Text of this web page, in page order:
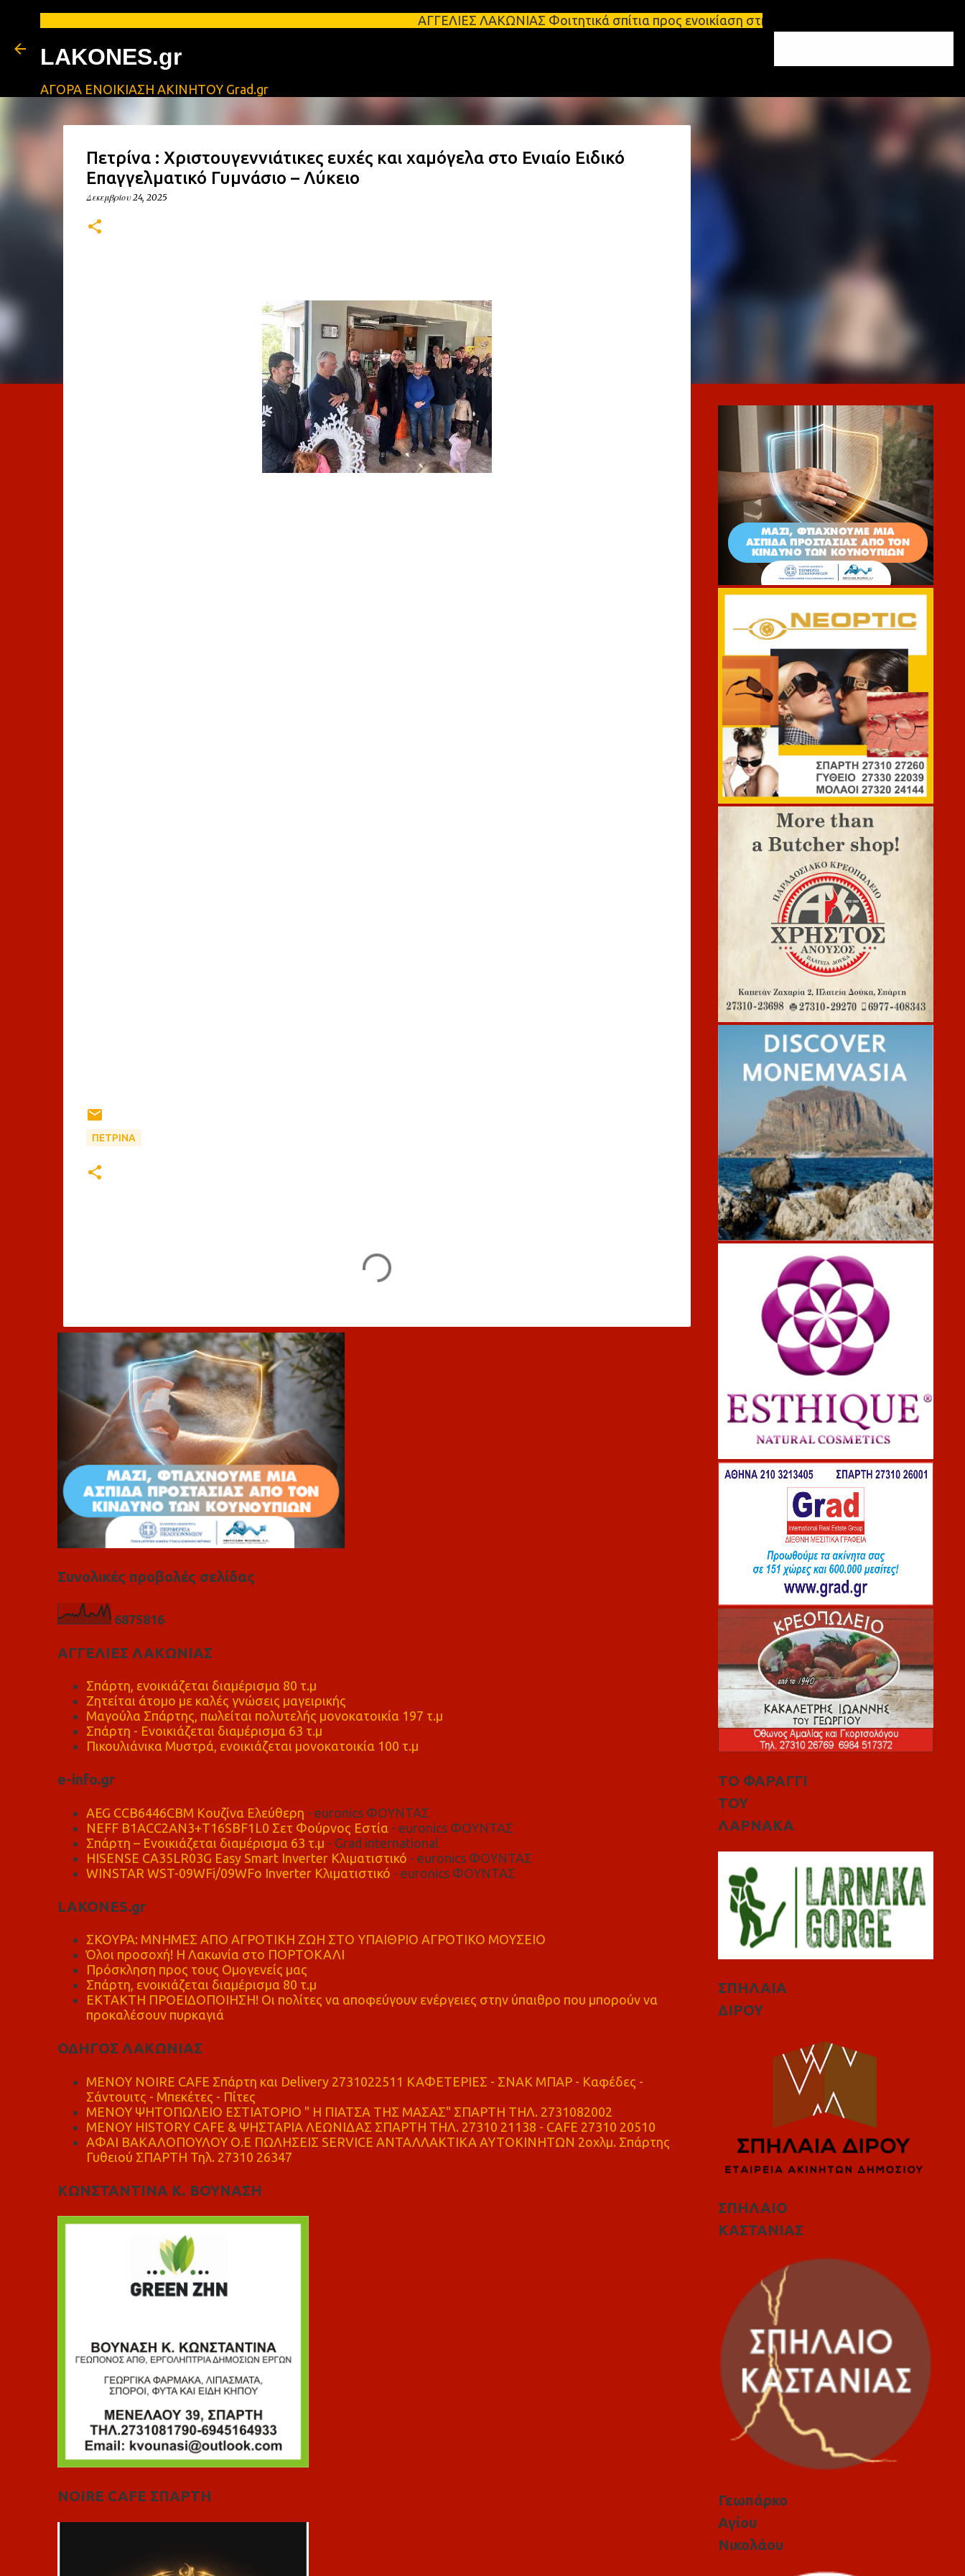
Μετάβαση στο κύριο περιεχόμενο
ΑΓΓΕΛΙΕΣ ΛΑΚΩΝΙΑΣ Φοιτητικά σπίτια προς ενοικίαση στη Σπάρτη Ενοικιάσεις διαμερισμάτων
LAKONES.gr
ΑΓΟΡΑ ΕΝΟΙΚΙΑΣΗ ΑΚΙΝΗΤΟΥ Grad.gr
Πετρίνα : Χριστουγεννιάτικες ευχές και χαμόγελα στο Ενιαίο Ειδικό
Επαγγελματικό Γυμνάσιο – Λύκειο
Δεκεμβρίου 24, 2025
ΠΕΤΡΙΝΑ
λ
Συνολικές προβολές σελίδας
6875816
ΑΓΓΕΛΙΕΣ ΛΑΚΩΝΙΑΣ
Σπάρτη, ενοικιάζεται διαμέρισμα 80 τ.μ
Ζητείται άτομο με καλές γνώσεις μαγειρικής
Μαγούλα Σπάρτης, πωλείται πολυτελής μονοκατοικία 197 τ.μ
Σπάρτη - Ενοικιάζεται διαμέρισμα 63 τ.μ
Πικουλιάνικα Μυστρά, ενοικιάζεται μονοκατοικία 100 τ.μ
e-info.gr
AEG CCB6446CBM Κουζίνα Ελεύθερη - euronics ΦΟΥΝΤΑΣ
NEFF B1ACC2AN3+T16SBF1L0 Σετ Φούρνος Εστία - euronics ΦΟΥΝΤΑΣ
Σπάρτη – Ενοικιάζεται διαμέρισμα 63 τ.μ - Grad international
HISENSE CA35LR03G Easy Smart Inverter Κλιματιστικό - euronics ΦΟΥΝΤΑΣ
WINSTAR WST-09WFi/09WFo Inverter Κλιματιστικό - euronics ΦΟΥΝΤΑΣ
LAKONES.gr
ΣΚΟΥΡΑ: ΜΝΗΜΕΣ ΑΠΟ ΑΓΡΟΤΙΚΗ ΖΩΗ ΣΤΟ ΥΠΑΙΘΡΙΟ ΑΓΡΟΤΙΚΟ ΜΟΥΣΕΙΟ
Όλοι προσοχή! Η Λακωνία στο ΠΟΡΤΟΚΑΛΙ
Πρόσκληση προς τους Ομογενείς μας
Σπάρτη, ενοικιάζεται διαμέρισμα 80 τ.μ
ΕΚΤΑΚΤΗ ΠΡΟΕΙΔΟΠΟΙΗΣΗ! Οι πολίτες να αποφεύγουν ενέργειες στην ύπαιθρο που μπορούν να
προκαλέσουν πυρκαγιά
ΟΔΗΓΟΣ ΛΑΚΩΝΙΑΣ
MENOY NOIRE CAFE Σπάρτη και Delivery 2731022511 ΚΑΦΕΤΕΡΙΕΣ - ΣΝΑΚ ΜΠΑΡ - Καφέδες -
Σάντουιτς - Μπεκέτες - Πίτες
ΜΕΝΟΥ ΨΗΤΟΠΩΛΕΙΟ ΕΣΤΙΑΤΟΡΙΟ " Η ΠΙΑΤΣΑ ΤΗΣ ΜΑΣΑΣ" ΣΠΑΡΤΗ ΤΗΛ. 2731082002
ΜΕΝΟΥ HISTORY CAFE & ΨΗΣΤΑΡΙΑ ΛΕΩΝΙΔΑΣ ΣΠΑΡΤΗ ΤΗΛ. 27310 21138 - CAFE 27310 20510
ΑΦΑΙ ΒΑΚΑΛΟΠΟΥΛΟΥ Ο.Ε ΠΩΛΗΣΕΙΣ SERVICE ΑΝΤΑΛΛΑΚΤΙΚΑ ΑΥΤΟΚΙΝΗΤΩΝ 2οχλμ. Σπάρτης
Γυθειού ΣΠΑΡΤΗ Τηλ. 27310 26347
ΚΩΝΣΤΑΝΤΙΝΑ Κ. ΒΟΥΝΑΣΗ
NOIRE CAFE ΣΠΑΡΤΗ
ΤΟ ΦΑΡΑΓΓΙ
ΤΟΥ
ΛΑΡΝΑΚΑ
ΣΠΗΛΑΙΑ
ΔΙΡΟΥ
ΣΠΗΛΑΙΟ
ΚΑΣΤΑΝΙΑΣ
Γεωπάρκο
Αγίου
Νικολάου